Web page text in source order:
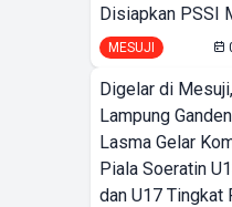
Disiapkan PSSI
MESUJI
Digelar di
Lampung
Lasma Gelar
Piala Soeratin
dan U17 Tingkat